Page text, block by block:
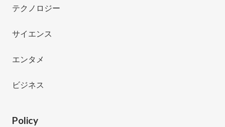
テクノロジー
サイエンス
エンタメ
ビジネス
Policy